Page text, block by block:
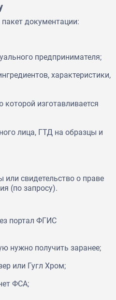
документации:
предпринимателя;
характеристики,
изготавливается
лица, ГТД на образцы и
или свидетельство о праве
(по запросу).
портал ФГИС
нужно получить заранее;
или Гугл Хром;
ФСА;